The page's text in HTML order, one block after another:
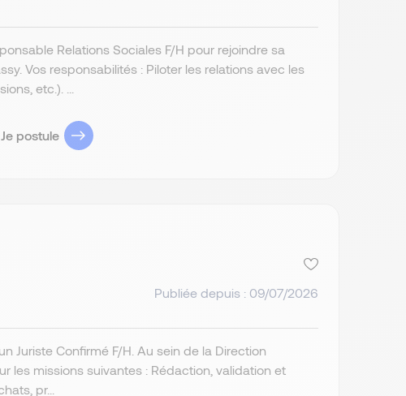
Relations Sociales F/H pour rejoindre sa
Vos responsabilités : Piloter les relations avec les
etc.). ...
Je postule
Publiée depuis : 09/07/2026
Juriste Confirmé F/H. Au sein de la Direction
les missions suivantes : Rédaction, validation et
pr...